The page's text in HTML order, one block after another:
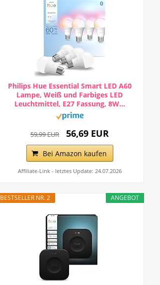
Philips Hue Essential Smart LED A60
Lampe, Weiß und Farbiges LED
Leuchtmittel, E27 Fassung, 8W...
59,99 EUR 56,69 EUR
Bei Amazon kaufen
Affiliate-Link - letztes Update: 24.07.2026
ANGEBOT
BESTSELLER NR. 2